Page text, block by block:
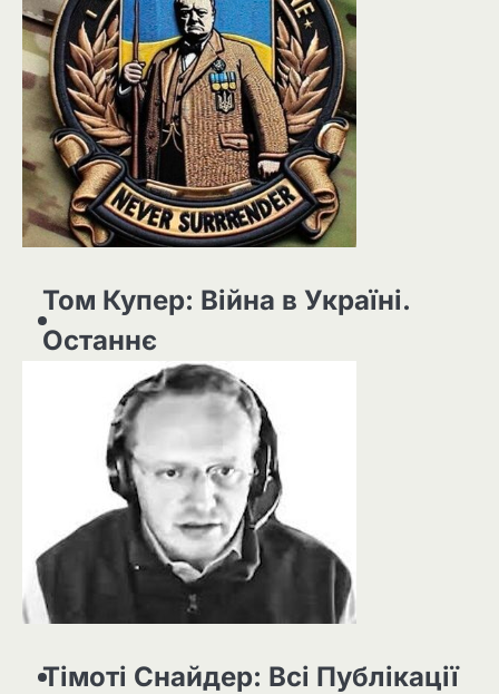
Том Купер: Війна в Україні.
Останнє
Тімоті Снайдер: Всі Публікації